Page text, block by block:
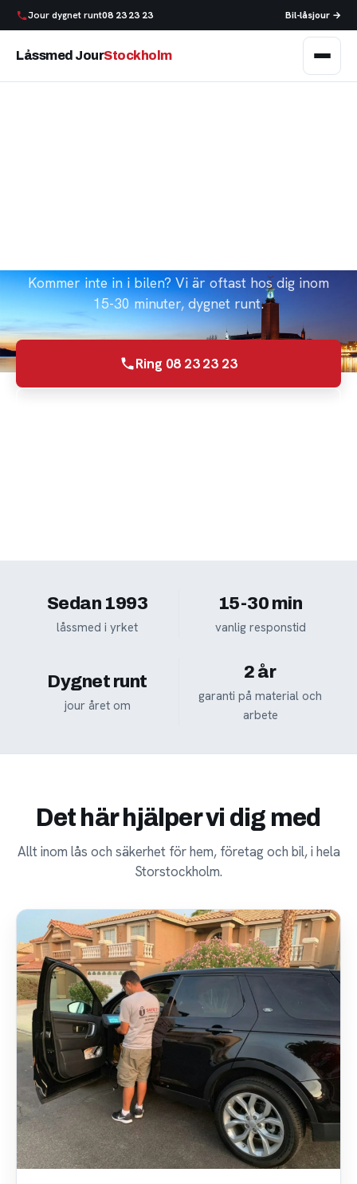
Jour dygnet runt08 23 23 23 Bil-låsjour →
Låssmed JourStockholm
Kommer inte in i bilen? Vi är oftast hos dig inom
15-30 minuter, dygnet runt.
Ring 08 23 23 23
Sedan 1993
låssmed i yrket
15-30 min
vanlig responstid
Dygnet runt
jour året om
2 år
garanti på material och
arbete
Det här hjälper vi dig med
Allt inom lås och säkerhet för hem, företag och bil, i hela
Storstockholm.